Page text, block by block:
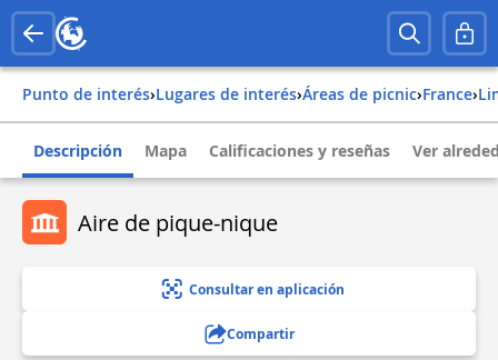
Punto de interés› Lugares de interés› Áreas de picnic› france›
Descripción Mapa Calificaciones y reseñas Ver
Aire de pique-nique
Consultar en aplicación
Compartir